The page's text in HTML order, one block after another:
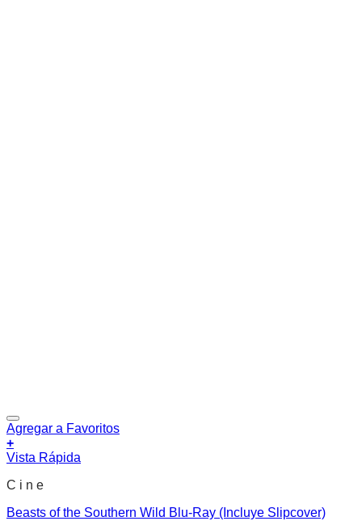
Agregar a Favoritos
+
Vista Rápida
C i n e
Beasts of the Southern Wild Blu-Ray (Incluye Slipcover)